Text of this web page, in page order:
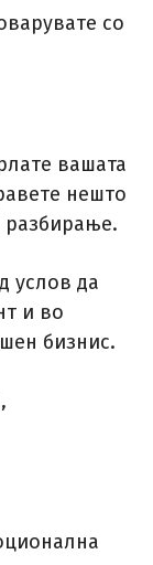
со
вашата
нешто
разбирање.
услов да
и во
бизнис.